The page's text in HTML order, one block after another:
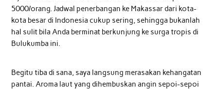
5000/orang. Jadwal penerbangan ke Makassar dari kota-
kota besar di Indonesia cukup sering, sehingga bukanlah
hal sulit bila Anda berminat berkunjung ke surga tropis di
Bulukumba ini.
Begitu tiba di sana, saya langsung merasakan kehangatan
pantai. Aroma laut yang dihembuskan angin sepoi-sepoi